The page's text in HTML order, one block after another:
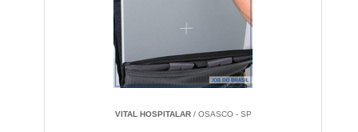
VITAL HOSPITALAR/ OSASCO - SP